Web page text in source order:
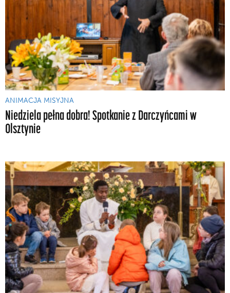
ANIMACJA MISYJNA
Niedziela pełna dobra! Spotkanie z Darczyńcami w
Olsztynie